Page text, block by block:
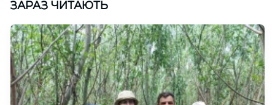
ЗАРАЗ ЧИТАЮТЬ